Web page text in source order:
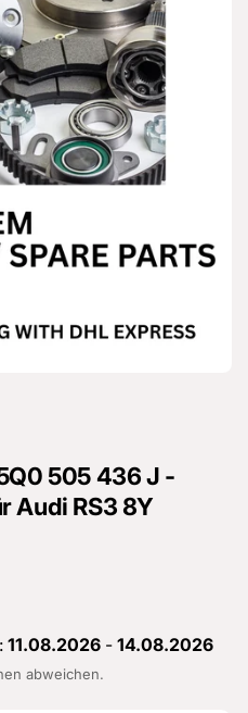
505 436 J -
Audi RS3 8Y
11.08.2026 - 14.08.2026
abweichen.